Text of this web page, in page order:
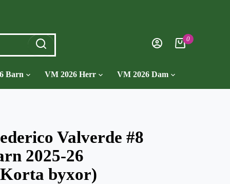
0
Barn VM 2026 Herr VM 2026 Dam
Valverde #8
2025-26
byxor)